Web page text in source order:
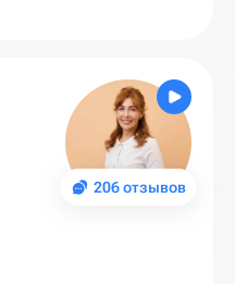
206 отзывов